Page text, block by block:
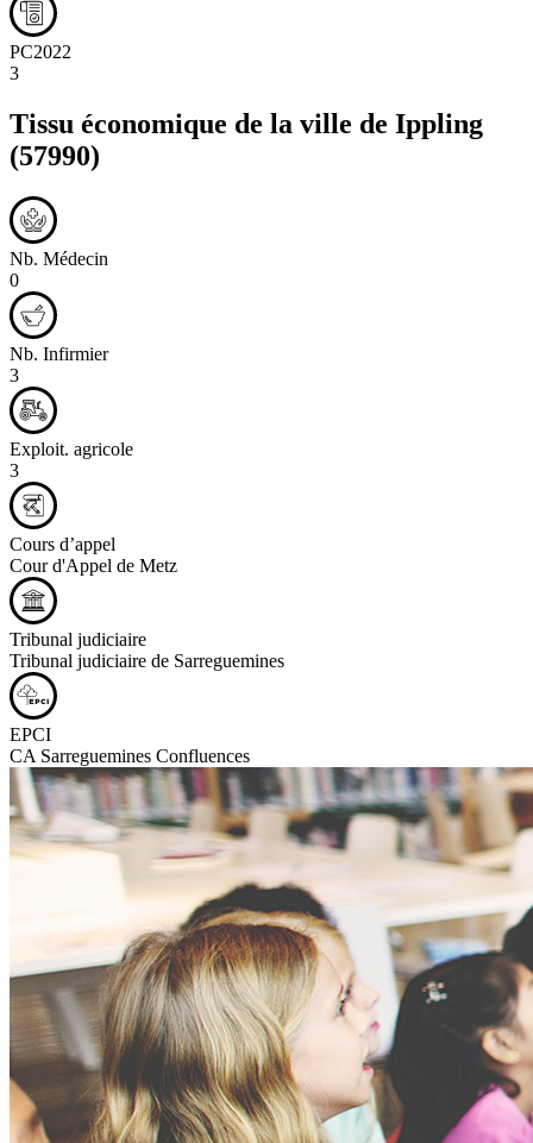
PC2022
3
Tissu économique de la ville de Ippling
(57990)
Nb. Médecin
0
Nb. Infirmier
3
Exploit. agricole
3
Cours d’appel
Cour d'Appel de Metz
Tribunal judiciaire
Tribunal judiciaire de Sarreguemines
EPCI
CA Sarreguemines Confluences